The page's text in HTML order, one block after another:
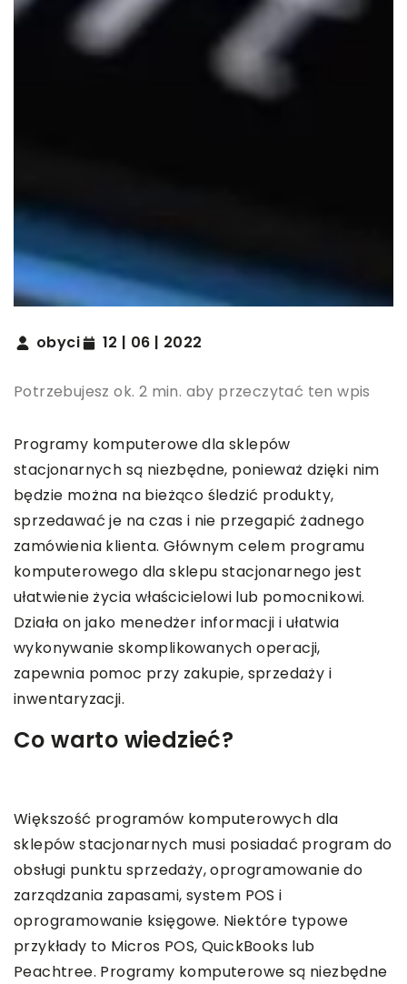
obyci 12 | 06 | 2022
Potrzebujesz ok. 2 min. aby przeczytać ten wpis
Programy komputerowe dla sklepów
stacjonarnych są niezbędne, ponieważ dzięki nim
będzie można na bieżąco śledzić produkty,
sprzedawać je na czas i nie przegapić żadnego
zamówienia klienta. Głównym celem programu
komputerowego dla sklepu stacjonarnego jest
ułatwienie życia właścicielowi lub pomocnikowi.
Działa on jako menedżer informacji i ułatwia
wykonywanie skomplikowanych operacji,
zapewnia pomoc przy zakupie, sprzedaży i
inwentaryzacji.
Co warto wiedzieć?
Większość programów komputerowych dla
sklepów stacjonarnych musi posiadać program do
obsługi punktu sprzedaży, oprogramowanie do
zarządzania zapasami, system POS i
oprogramowanie księgowe. Niektóre typowe
przykłady to Micros POS, QuickBooks lub
Peachtree. Programy komputerowe są niezbędne